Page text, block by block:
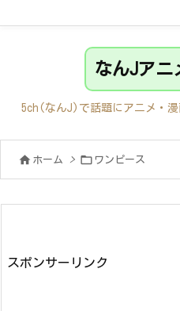
なんJアニ
5ch(なんJ)で話題にアニメ・
 ホーム >  ワンピース
スポンサーリンク